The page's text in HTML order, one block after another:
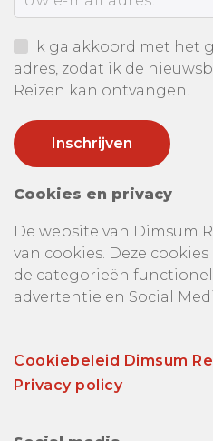
Ik ga akkoord met het
adres, zodat ik de
Reizen kan ontvangen.
Cookies en privacy
De website van Dimsum
van cookies. Deze
de categorieën
advertentie en Social
Cookiebeleid Dimsum
Privacy policy